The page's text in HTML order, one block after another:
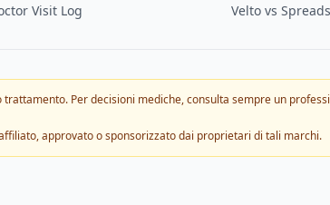
Visit Log
Velto vs
Per decisioni mediche, consulta sempre un
approvato o sponsorizzato dai proprietari di tali marchi.